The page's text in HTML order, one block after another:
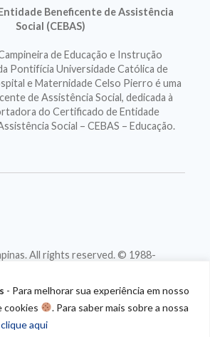
- Para melhorar sua experiência em nosso
cookies
. Para saber mais sobre a nossa
clique aqui
Beneficente de Assistência
Social (CEBAS)
de Educação e Instrução
Pontifícia Universidade Católica de
e Maternidade Celso Pierro é uma
de Assistência Social, dedicada à
do Certificado de Entidade
Social – CEBAS – Educação.
All rights reserved. © 1988-